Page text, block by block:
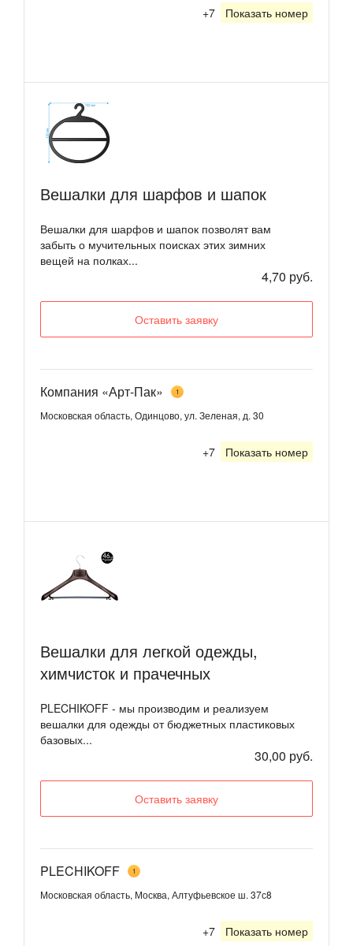
+7 Показать номер
Вешалки для шарфов и шапок
Вешалки для шарфов и шапок позволят вам
забыть о мучительных поисках этих зимних
вещей на полках...
4,70 руб.
Оставить заявку
Компания «Арт-Пак» 1
Московская область, Одинцово, ул. Зеленая, д. 30
+7 Показать номер
Вешалки для легкой одежды,
химчисток и прачечных
PLECHIKOFF - мы производим и реализуем
вешалки для одежды от бюджетных пластиковых
базовых...
30,00 руб.
Оставить заявку
PLECHIKOFF 1
Московская область, Москва, Алтуфьевское ш. 37с8
+7 Показать номер